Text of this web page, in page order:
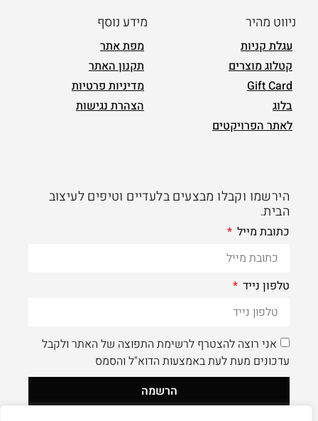
ניווט מהיר
עגלת קניות
קטלוג מוצרים
Gift Card
בלוג
לאתר הפרויקטים
מידע נוסף
מפת אתר
תקנון האתר
מדיניות פרטיות
הצהרת נגישות
הירשמו וקבלו מבצעים בלעדיים וטיפים לעיצוב
הבית.
כתובת מייל
טלפון נייד
אני רוצה להצטרף לרשימת התפוצה של האתר ולקבל
עדכונים מעת לעת באמצעות הדוא"ל והסמס
הרשמה